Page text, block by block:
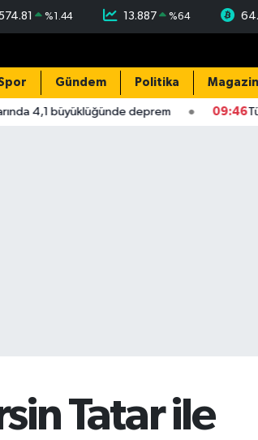
%1.44 13.887 %64
Gündem Politika Magazin
4,1 büyüklüğünde deprem 09:46
Tatar ile